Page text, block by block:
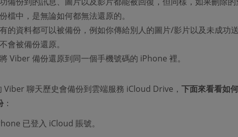
檔中，是無論如何都無法還原的。
的資料都可以被備份，例如你傳給別人的圖片/影片以及未成功
會被備份還原。
Viber 備份還原到同一個手機號碼的 iPhone 裡。
Viber 聊天歷史會備份到雲端服務 iCloud Drive， 下面來看看如
：
已登入 iCloud 賬號。